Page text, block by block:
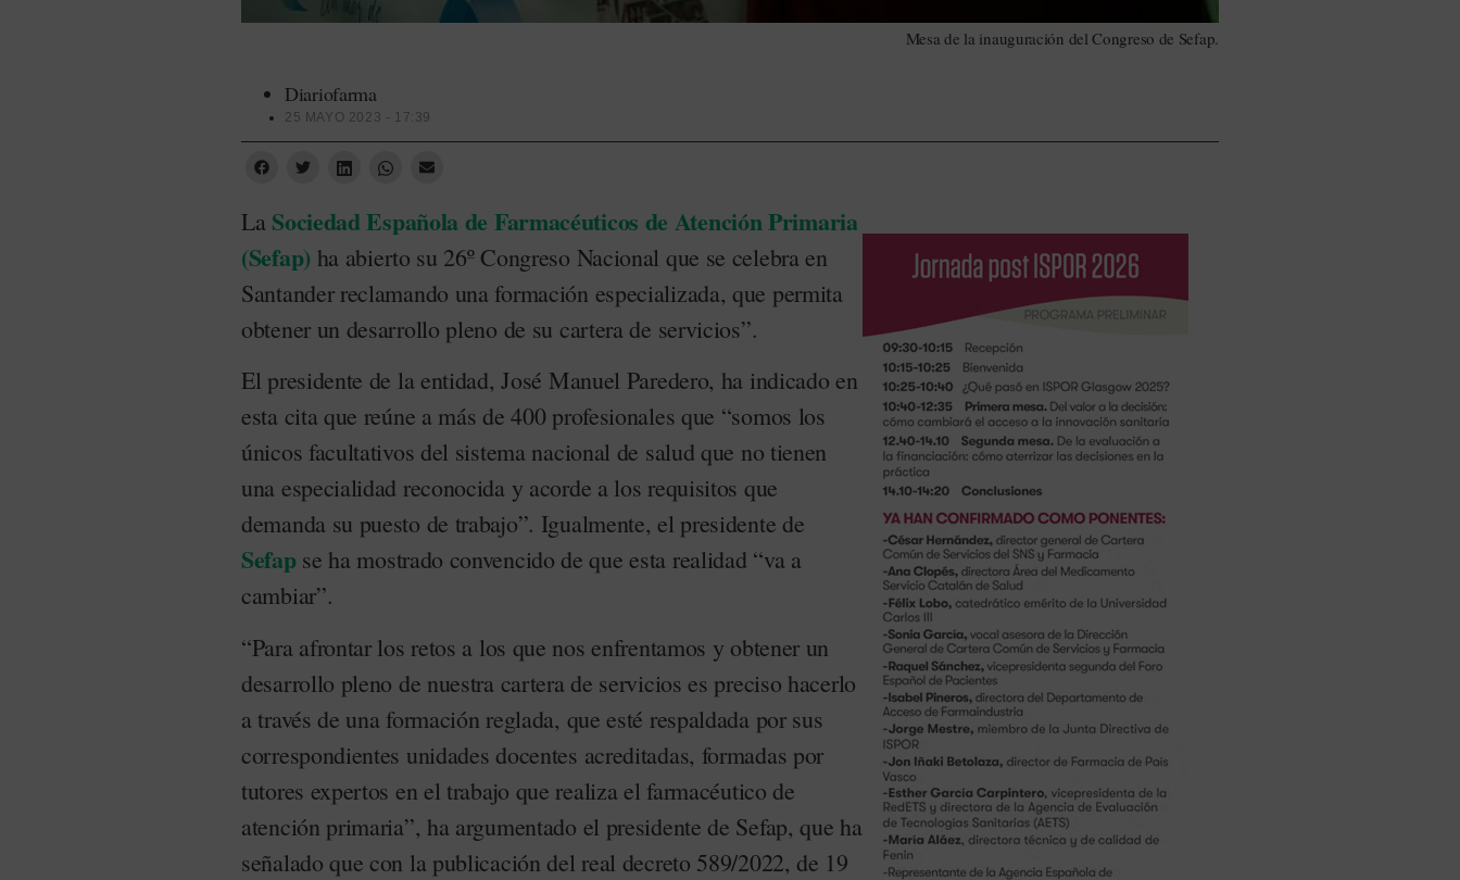
Mesa de la inauguración del Congreso de Sefap.
Diariofarma
25 MAYO 2023 - 17:39
La Sociedad Española de Farmacéuticos de Atención Primaria
(Sefap) ha abierto su 26º Congreso Nacional que se celebra en
Santander reclamando una formación especializada, que permita
obtener un desarrollo pleno de su cartera de servicios”.
El presidente de la entidad, José Manuel Paredero, ha indicado en
esta cita que reúne a más de 400 profesionales que “somos los
únicos facultativos del sistema nacional de salud que no tienen
una especialidad reconocida y acorde a los requisitos que
demanda su puesto de trabajo”. Igualmente, el presidente de
Sefapse ha mostrado convencido de que esta realidad “va a
cambiar”.
“Para afrontar los retos a los que nos enfrentamos y obtener un
desarrollo pleno de nuestra cartera de servicios es preciso hacerlo
a través de una formación reglada, que esté respaldada por sus
correspondientes unidades docentes acreditadas, formadas por
tutores expertos en el trabajo que realiza el farmacéutico de
atención primaria”, ha argumentado el presidente de Sefap, que ha
señalado que con la publicación del real decreto 589/2022, de 19